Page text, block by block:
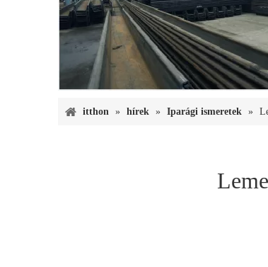
itthon » hírek » Iparági ismeretek »